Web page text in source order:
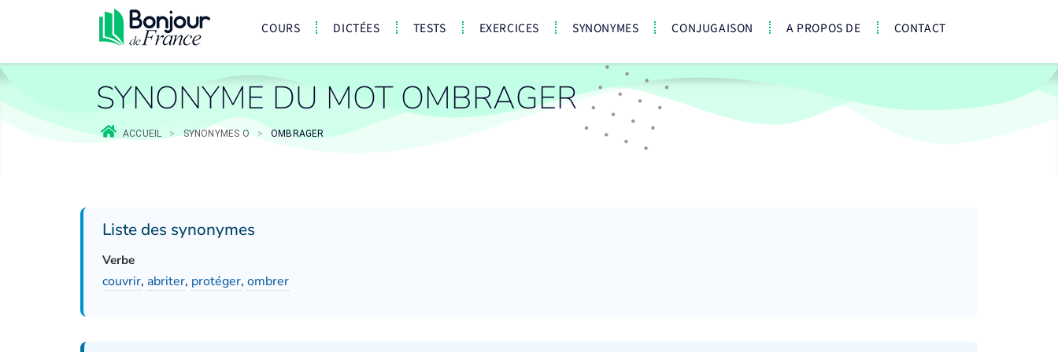
COURS DICTÉES TESTS EXERCICES SYNONYMES CONJUGAISON A PROPOS DE CONTACT
SYNONYME DU MOT OMBRAGER
ACCUEIL > SYNONYMES O > OMBRAGER
Liste des synonymes
Verbe
couvrir, abriter, protéger, ombrer